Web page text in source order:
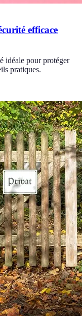
efficace
idéale pour protéger
pratiques.